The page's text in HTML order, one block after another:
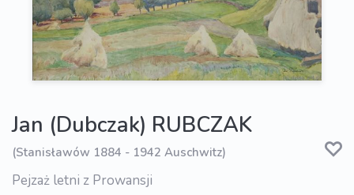
Jan (Dubczak) RUBCZAK
(Stanisławów 1884 - 1942 Auschwitz)
Pejzaż letni z Prowansji